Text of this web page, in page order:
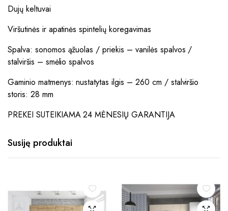
Dujų keltuvai
Viršutinės ir apatinės spintelių koregavimas
Spalva: sonomos ąžuolas / priekis – vanilės spalvos /
stalviršis – smėlio spalvos
Gaminio matmenys: nustatytas ilgis – 260 cm / stalviršio
storis: 28 mm
PREKEI SUTEIKIAMA 24 MĖNESIŲ GARANTIJA
Susiję produktai